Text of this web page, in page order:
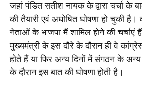
जहां पंडित सतीश नायक के द्वारा चर्चा के
की तैयारी एवं अघोषित घोषणा हो चुकी
नेताओं के भाजपा मैं शामिल होने की चर्चाएं
मुख्यमंत्री के इस दौरे के दौरान ही वे
होते हैं या फिर अन्य दिनों में संगठन के अन्य
के दौरान इस बात की घोषणा होती है।